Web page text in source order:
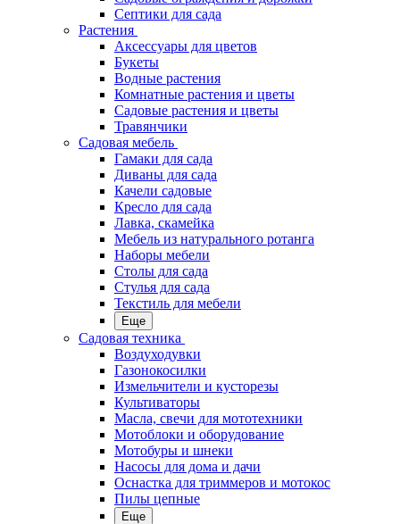
Септики для сада
Растения
Аксессуары для цветов
Букеты
Водные растения
Комнатные растения и цветы
Садовые растения и цветы
Травянчики
Садовая мебель
Гамаки для сада
Диваны для сада
Качели садовые
Кресло для сада
Лавка, скамейка
Мебель из натурального ротанга
Наборы мебели
Столы для сада
Стулья для сада
Текстиль для мебели
Еще
Садовая техника
Воздуходувки
Газонокосилки
Измельчители и кусторезы
Культиваторы
Масла, свечи для мототехники
Мотоблоки и оборудование
Мотобуры и шнеки
Насосы для дома и дачи
Оснастка для триммеров и мотокос
Пилы цепные
Еще